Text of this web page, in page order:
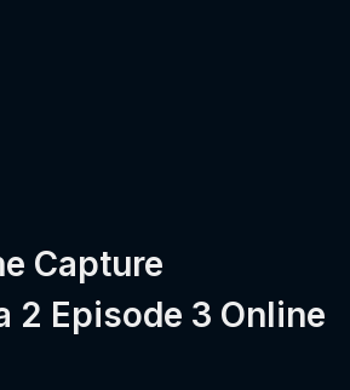
Capture
2 Episode 3 Online